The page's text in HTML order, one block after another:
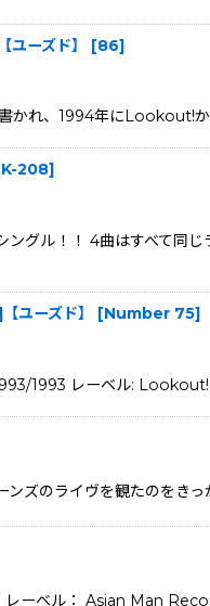
ーズド】 [86]
れ、1994年にLookout!か
208]
ル！！ 4曲はすべて同じ
ーズド】 [Number 75]
1993 レーベル:
ンズのライヴを観たのを
レーベル： Asian Man